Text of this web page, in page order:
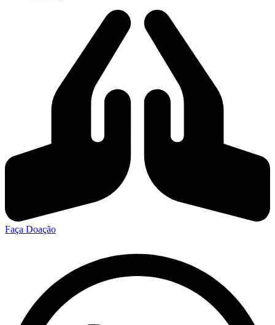
Faça Doação